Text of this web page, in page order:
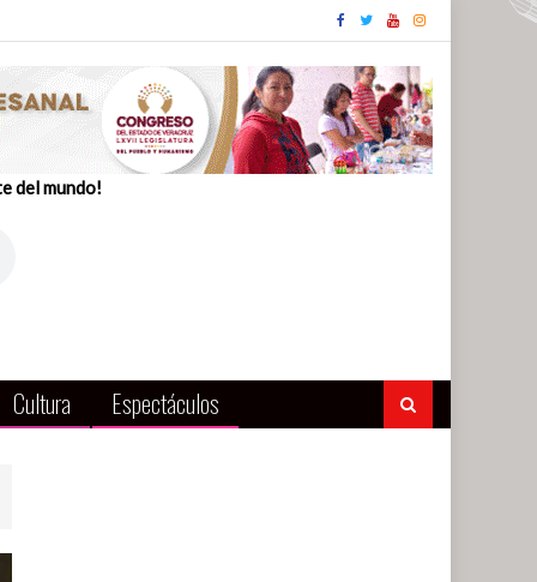
del mundo!
Cultura Espectáculos